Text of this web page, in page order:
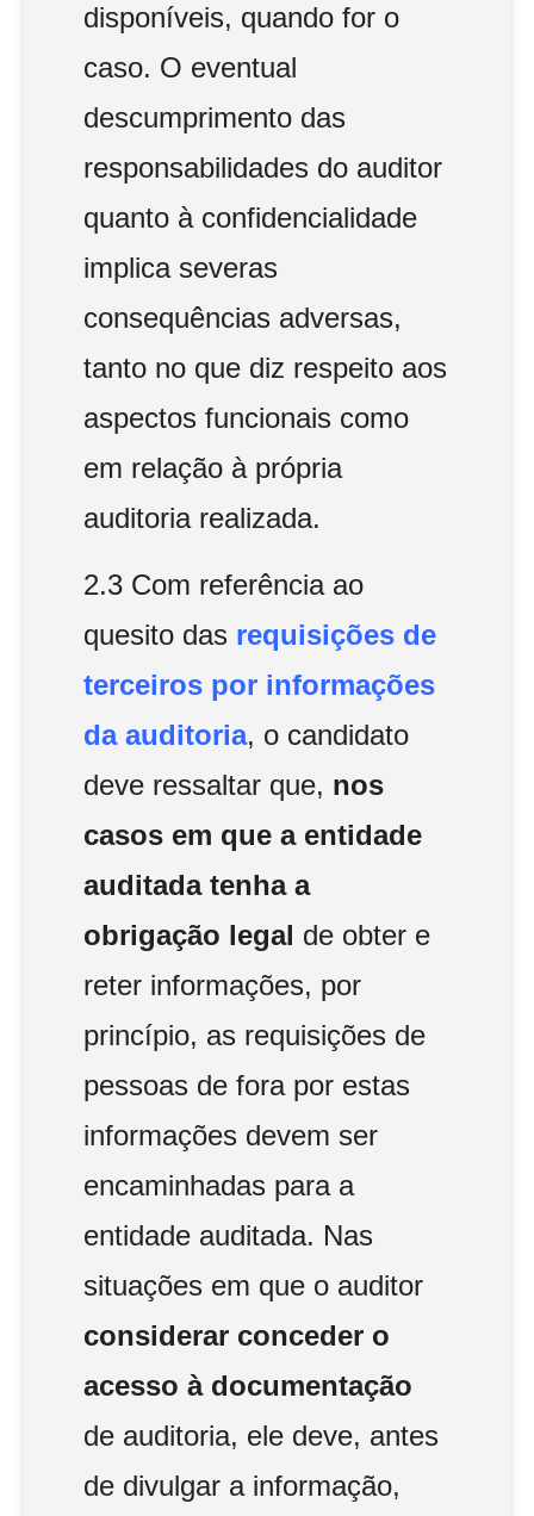
disponíveis, quando for o
caso. O eventual
descumprimento das
responsabilidades do auditor
quanto à confidencialidade
implica severas
consequências adversas,
tanto no que diz respeito aos
aspectos funcionais como
em relação à própria
auditoria realizada.
2.3 Com referência ao
quesito das requisições de
terceiros por informações
da auditoria, o candidato
deve ressaltar que, nos
casos em que a entidade
auditada tenha a
obrigação legal de obter e
reter informações, por
princípio, as requisições de
pessoas de fora por estas
informações devem ser
encaminhadas para a
entidade auditada. Nas
situações em que o auditor
considerar conceder o
acesso à documentação
de auditoria, ele deve, antes
de divulgar a informação,